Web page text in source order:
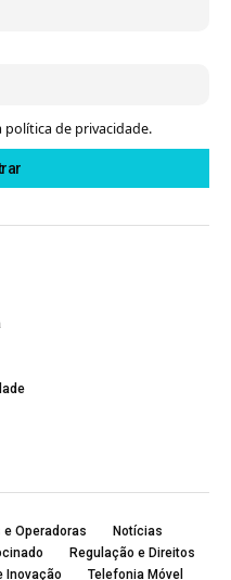
política de privacidade.
Operadoras
Notícias
Regulação e Direitos
Inovação Telefonia Móvel